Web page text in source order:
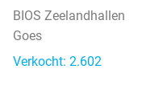
BIOS Zeelandhallen
Goes
Verkocht: 2.602